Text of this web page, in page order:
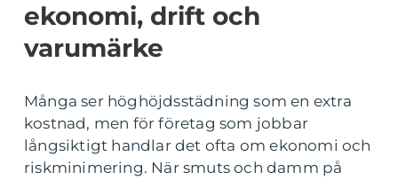
ekonomi, drift och
varumärke
Många ser höghöjdsstädning som en extra
kostnad, men för företag som jobbar
långsiktigt handlar det ofta om ekonomi och
riskminimering. När smuts och damm på